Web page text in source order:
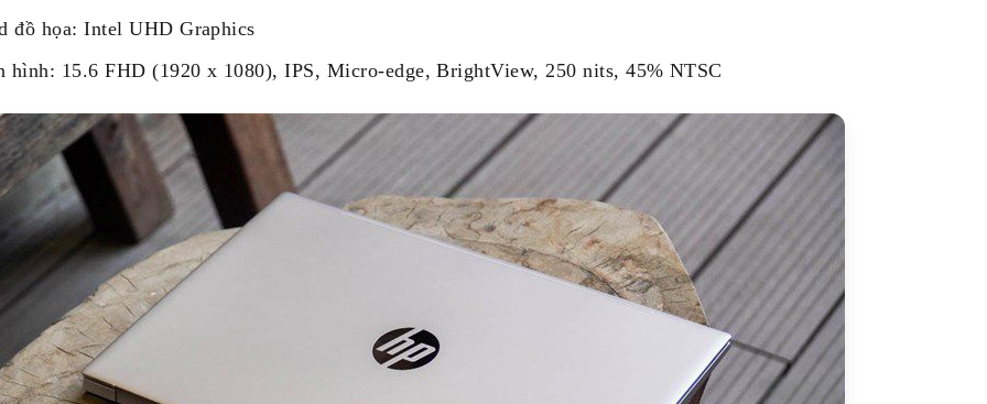
đồ họa: Intel UHD Graphics
hình: 15.6 FHD (1920 x 1080), IPS, Micro-edge, BrightView, 250 nits, 45% NTSC